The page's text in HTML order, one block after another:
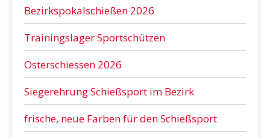
Bezirkspokalschießen 2026
Trainingslager Sportschützen
Osterschiessen 2026
Siegerehrung Schießsport im Bezirk
frische, neue Farben für den Schießsport